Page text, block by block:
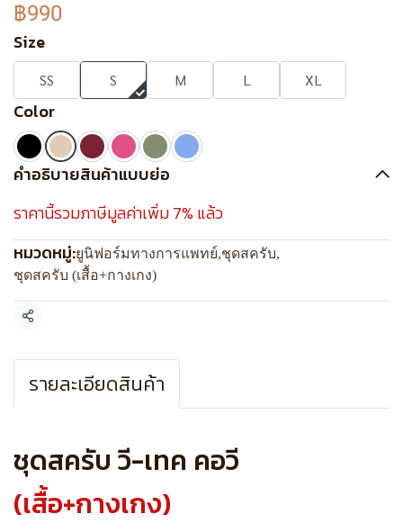
฿990
Size
SS S M L XL
Color
คำอธิบายสินค้าแบบย่อ
ราคานี้รวมภาษีมูลค่าเพิ่ม 7% แล้ว
หมวดหมู่:ยูนิฟอร์มทางการแพทย์,ชุดสครับ,
ชุดสครับ (เสื้อ+กางเกง)
แชร์
รายละเอียดสินค้า
ชุดสครับ วี-เทค คอวี
(เสื้อ+กางเกง)